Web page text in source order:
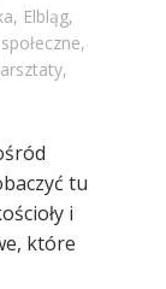
, Elbląg,
,
,
tu
i
które